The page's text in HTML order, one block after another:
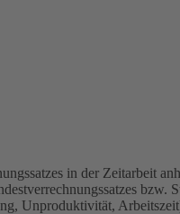
in der Zeitarbeit
bzw.
Unproduktivität,